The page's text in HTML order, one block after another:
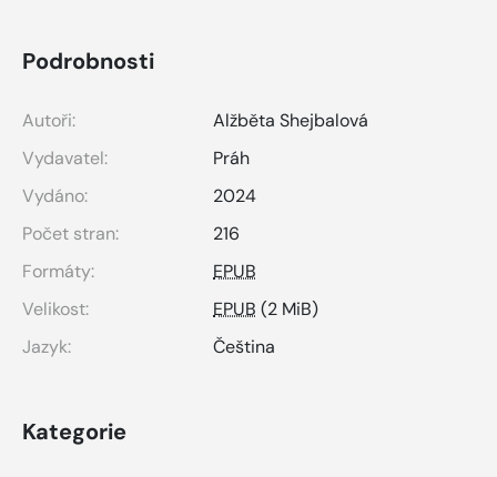
Podrobnosti
Autoři:
Alžběta Shejbalová
Vydavatel:
Práh
Vydáno:
2024
Počet stran:
216
Formáty:
EPUB
Velikost:
EPUB (2 MiB)
Jazyk:
Čeština
Kategorie